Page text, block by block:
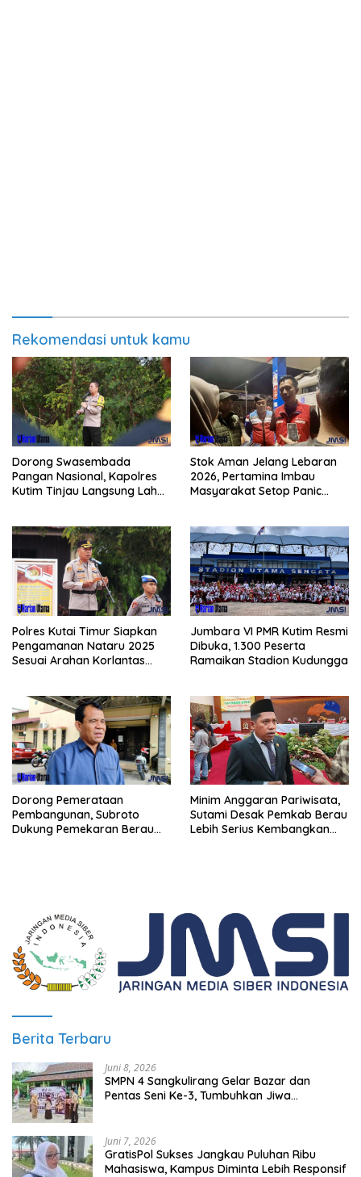
Rekomendasi untuk kamu
Dorong Swasembada
Pangan Nasional, Kapolres
Kutim Tinjau Langsung Lahan
Stok Aman Jelang Lebaran
2026, Pertamina Imbau
Masyarakat Setop Panic
Polres Kutai Timur Siapkan
Pengamanan Nataru 2025
Sesuai Arahan Korlantas
Jumbara VI PMR Kutim Resmi
Dibuka, 1.300 Peserta
Ramaikan Stadion Kudungga
Dorong Pemerataan
Pembangunan, Subroto
Dukung Pemekaran Berau
Minim Anggaran Pariwisata,
Sutami Desak Pemkab Berau
Lebih Serius Kembangkan
Berita Terbaru
Juni 8, 2026
SMPN 4 Sangkulirang Gelar Bazar dan
Pentas Seni Ke-3, Tumbuhkan Jiwa
Juni 7, 2026
GratisPol Sukses Jangkau Puluhan Ribu
Mahasiswa, Kampus Diminta Lebih Responsif